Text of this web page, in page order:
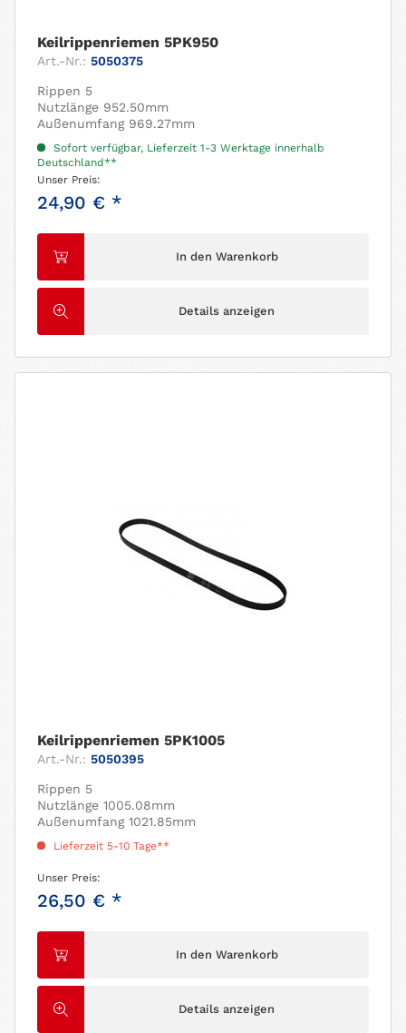
Keilrippenriemen 5PK950
Art.-Nr.: 5050375
Rippen 5
Nutzlänge 952.50mm
Außenumfang 969.27mm
Sofort verfügbar, Lieferzeit 1-3 Werktage innerhalb
Deutschland**
Unser Preis:
24,90 € *
In den Warenkorb
Details anzeigen
Keilrippenriemen 5PK1005
Art.-Nr.: 5050395
Rippen 5
Nutzlänge 1005.08mm
Außenumfang 1021.85mm
Lieferzeit 5-10 Tage**
Unser Preis:
26,50 € *
In den Warenkorb
Details anzeigen